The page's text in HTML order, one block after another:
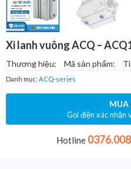
Xi lanh vuông ACQ –
Thương hiệu: Mã sản phẩm:
Danh mục: ACQ-series
MUA
Gọi điện xác nhận
Hotline